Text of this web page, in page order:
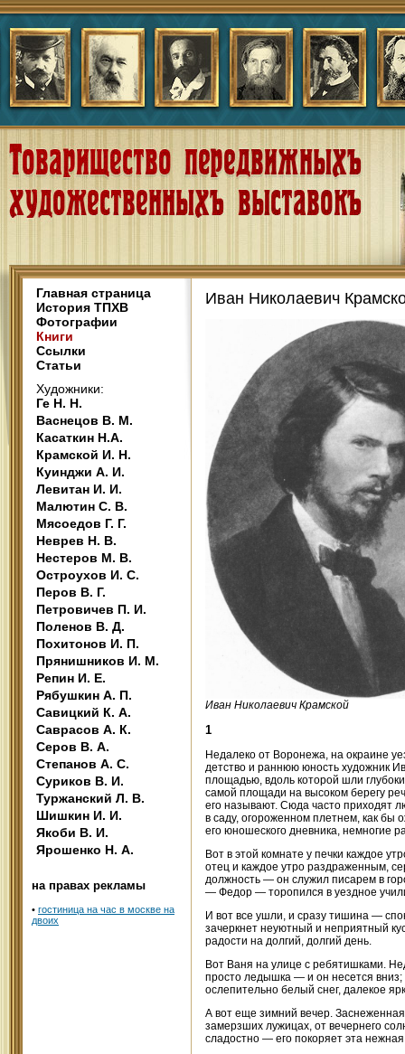
Главная страница
История ТПХВ
Фотографии
Книги
Ссылки
Статьи
Художники:
Ге Н. Н.
Васнецов В. М.
Касаткин Н.А.
Крамской И. Н.
Куинджи А. И.
Левитан И. И.
Малютин С. В.
Мясоедов Г. Г.
Неврев Н. В.
Нестеров М. В.
Остроухов И. С.
Перов В. Г.
Петровичев П. И.
Поленов В. Д.
Похитонов И. П.
Прянишников И. М.
Репин И. Е.
Рябушкин А. П.
Савицкий К. А.
Саврасов А. К.
Серов В. А.
Степанов А. С.
Суриков В. И.
Туржанский Л. В.
Шишкин И. И.
Якоби В. И.
Ярошенко Н. А.
на правах рекламы
• гостиница на час в москве на
двоих
Иван Николаевич
Иван Николаевич Крамской
1
Недалеко от Воронежа, на окраине
детство и раннюю юность художник
площадью, вдоль которой шли
самой площади на высоком берегу
его называют. Сюда часто приходят
в саду, огороженном плетнем, как бы
его юношеского дневника, немногие
Вот в этой комнате у печки каждое
отец и каждое утро раздраженным,
должность — он служил писарем в
— Федор — торопился в уездное
И вот все ушли, и сразу тишина —
зачеркнет неуютный и неприятный
радости на долгий, долгий день.
Вот Ваня на улице с ребятишками.
просто ледышка — и он несется
ослепительно белый снег, далекое
А вот еще зимний вечер.
замерзших лужицах, от вечернего
сладостно — его покоряет эта